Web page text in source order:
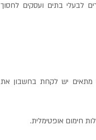
לבעלי בתים ועסקים לחסוך
מתאים יש לקחת בחשבון את
חימום אופטימלית.